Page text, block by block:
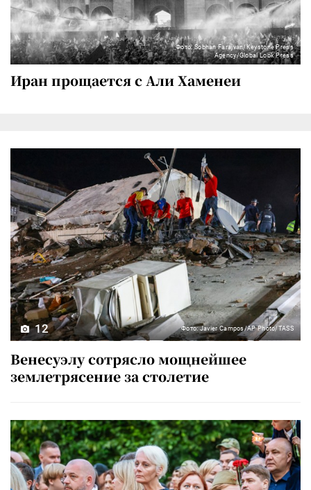
Фото: Sobhan Farajvan/Keystone Press
Agency/Global Look Press
Иран прощается с Али Хаменеи
12 Фото: Javier Campos/AP Photo/TASS
Венесуэлу сотрясло мощнейшее
землетрясение за столетие